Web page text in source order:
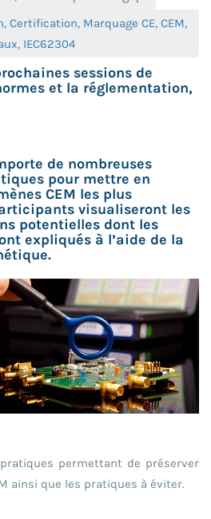
Certification, Marquage CE, CEM,
IEC62304
sessions de
et la réglementation,
de nombreuses
pour mettre en
CEM les plus
visualiseront les
potentielles dont les
expliqués à l’aide de la
permettant de préserver
ainsi que les pratiques à éviter.